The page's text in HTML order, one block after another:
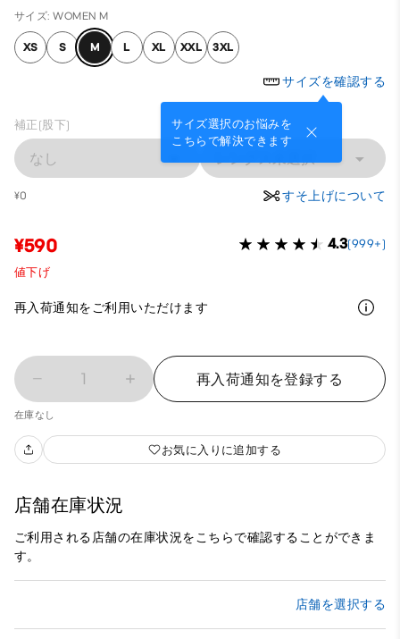
サイズ: WOMEN M
XS S M L XL XXL 3XL
サイズを確認する
サイズ選択のお悩みを
こちらで解決できます
補正(股下)
なし レングス未選択
¥0 すそ上げについて
¥590 4.3(999+)
値下げ
再入荷通知をご利用いただけます
1 再入荷通知を登録する
在庫なし
お気に入りに追加する
店舗在庫状況
ご利用される店舗の在庫状況をこちらで確認することができま
す。
店舗を選択する